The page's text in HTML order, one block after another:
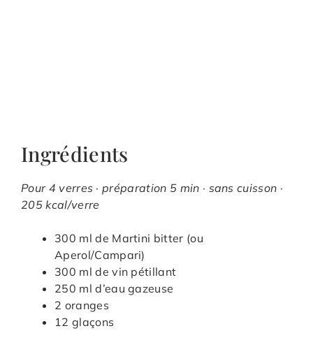
Ingrédients
Pour 4 verres · préparation 5 min · sans cuisson ·
205 kcal/verre
300 ml de Martini bitter (ou
Aperol/Campari)
300 ml de vin pétillant
250 ml d’eau gazeuse
2 oranges
12 glaçons